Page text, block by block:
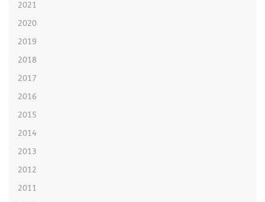
2021
2020
2019
2018
2017
2016
2015
2014
2013
2012
2011